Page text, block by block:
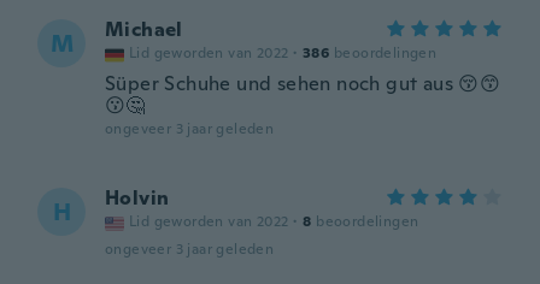
M Michael
Lid geworden van 2022 · 386 beoordelingen
Süper Schuhe und sehen noch gut aus 😚😙
😗🤔
ongeveer 3 jaar geleden
H Holvin
Lid geworden van 2022 · 8 beoordelingen
ongeveer 3 jaar geleden